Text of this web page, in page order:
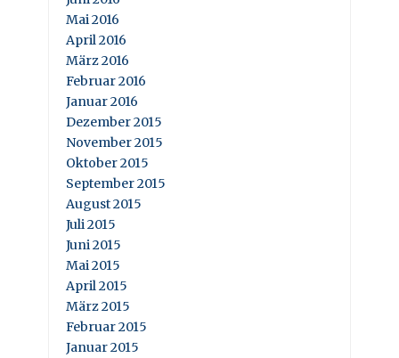
Mai 2016
April 2016
März 2016
Februar 2016
Januar 2016
Dezember 2015
November 2015
Oktober 2015
September 2015
August 2015
Juli 2015
Juni 2015
Mai 2015
April 2015
März 2015
Februar 2015
Januar 2015